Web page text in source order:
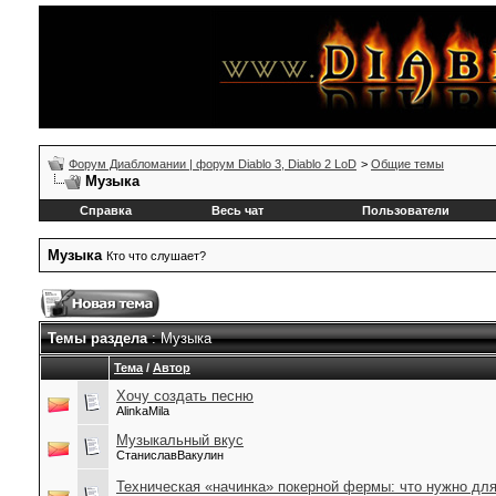
Форум Диабломании | форум Diablo 3, Diablo 2 LoD > Общие темы
Музыка
Справка Весь чат Пользователи
Музыка Кто что слушает?
Темы раздела: Музыка
Тема / Автор
Хочу создать песню
AlinkaMila
Музыкальный вкус
СтаниславВакулин
Техническая «начинка» покерной фермы: что нужно